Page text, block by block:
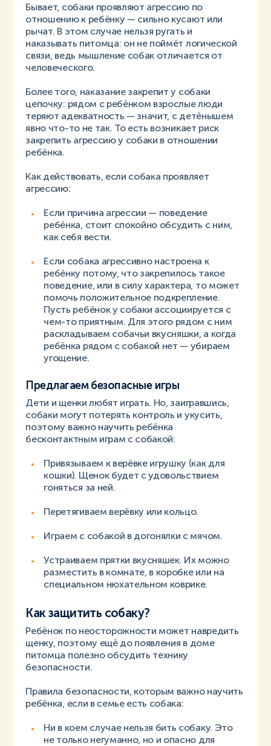
Бывает, собаки проявляют агрессию по
отношению к ребёнку — сильно кусают или
рычат. В этом случае нельзя ругать и
наказывать питомца: он не поймёт логической
связи, ведь мышление собак отличается от
человеческого.
Более того, наказание закрепит у собаки
цепочку: рядом с ребёнком взрослые люди
теряют адекватность — значит, с детёнышем
явно что-то не так. То есть возникает риск
закрепить агрессию у собаки в отношении
ребёнка.
Как действовать, если собака проявляет
агрессию:
Если причина агрессии — поведение
ребёнка, стоит спокойно обсудить с ним,
как себя вести.
Если собака агрессивно настроена к
ребёнку потому, что закрепилось такое
поведение, или в силу характера, то может
помочь положительное подкрепление.
Пусть ребёнок у собаки ассоциируется с
чем-то приятным. Для этого рядом с ним
раскладываем собачьи вкусняшки, а когда
ребёнка рядом с собакой нет — убираем
угощение.
Предлагаем безопасные игры
Дети и щенки любят играть. Но, заигравшись,
собаки могут потерять контроль и укусить,
поэтому важно научить ребёнка
бесконтактным играм с собакой:
Привязываем к верёвке игрушку (как для
кошки). Щенок будет с удовольствием
гоняться за ней.
Перетягиваем верёвку или кольцо.
Играем с собакой в догонялки с мячом.
Устраиваем прятки вкусняшек. Их можно
разместить в комнате, в коробке или на
специальном нюхательном коврике.
Как защитить собаку?
Ребёнок по неосторожности может навредить
щенку, поэтому ещё до появления в доме
питомца полезно обсудить технику
безопасности.
Правила безопасности, которым важно научить
ребёнка, если в семье есть собака:
Ни в коем случае нельзя бить собаку. Это
не только негуманно, но и опасно для